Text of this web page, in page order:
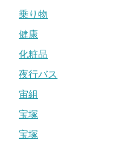
乗り物
健康
化粧品
夜行バス
宙組
宝塚
宝塚